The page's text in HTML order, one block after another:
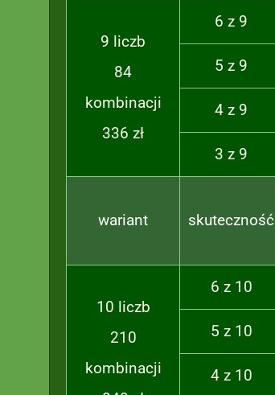
9 liczb
84
kombinacji
336 zł
6 z 9
5 z 9
4 z 9
3 z 9
wariant skuteczność
10 liczb
210
kombinacji
6 z 10
5 z 10
4 z 10